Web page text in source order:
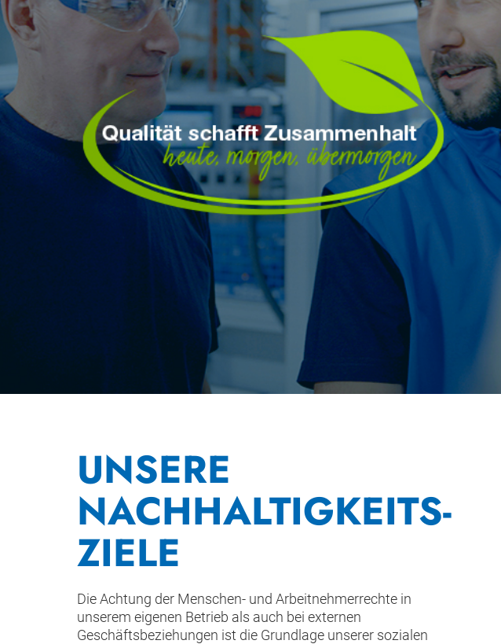
UNSERE
NACHHALTIGKEITS-
ZIELE
Die Achtung der Menschen- und Arbeitnehmerrechte in
unserem eigenen Betrieb als auch bei externen
Geschäftsbeziehungen ist die Grundlage unserer sozialen